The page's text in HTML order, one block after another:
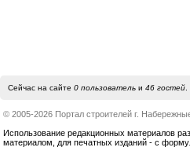
Сейчас на сайте 0 пользовательи 46 гостей.
© 2005-2026 Портал строителей г.
Использование редакционных материалов
материалом, для печатных изданий - с